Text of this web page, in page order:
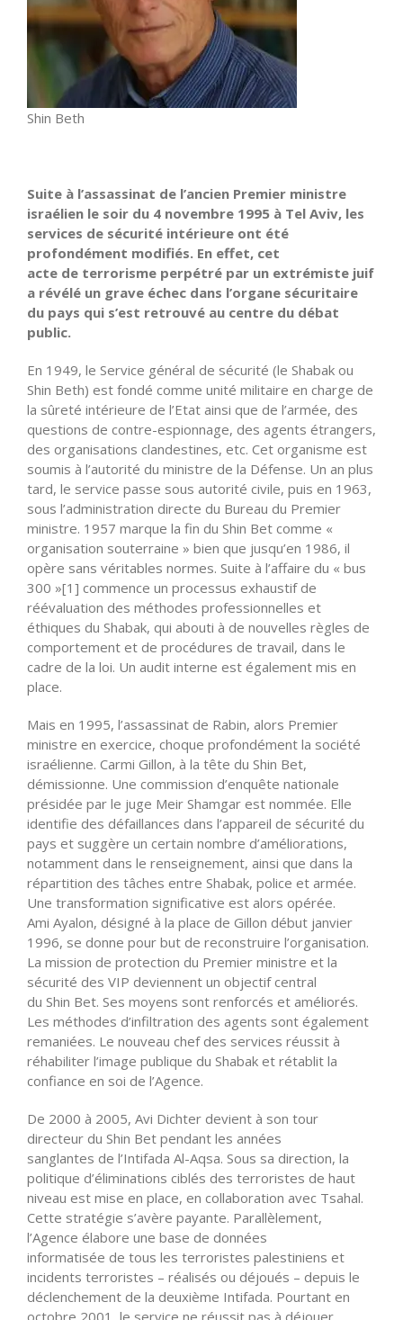
Shin Beth
Suite à l’assassinat de l’ancien Premier ministre
israélien le soir du 4 novembre 1995 à Tel Aviv, les
services de sécurité intérieure ont été
profondément modifiés. En effet, cet
acte de terrorisme perpétré par un extrémiste juif
a révélé un grave échec dans l’organe sécuritaire
du pays qui s’est retrouvé au centre du débat
public.
En 1949, le Service général de sécurité (le Shabak ou
Shin Beth) est fondé comme unité militaire en charge de
la sûreté intérieure de l’Etat ainsi que de l’armée, des
questions de contre-espionnage, des agents étrangers,
des organisations clandestines, etc. Cet organisme est
soumis à l’autorité du ministre de la Défense. Un an plus
tard, le service passe sous autorité civile, puis en 1963,
sous l’administration directe du Bureau du Premier
ministre. 1957 marque la fin du Shin Bet comme «
organisation souterraine » bien que jusqu’en 1986, il
opère sans véritables normes. Suite à l’affaire du « bus
300 »[1] commence un processus exhaustif de
réévaluation des méthodes professionnelles et
éthiques du Shabak, qui abouti à de nouvelles règles de
comportement et de procédures de travail, dans le
cadre de la loi. Un audit interne est également mis en
place.
Mais en 1995, l’assassinat de Rabin, alors Premier
ministre en exercice, choque profondément la société
israélienne. Carmi Gillon, à la tête du Shin Bet,
démissionne. Une commission d’enquête nationale
présidée par le juge Meir Shamgar est nommée. Elle
identifie des défaillances dans l’appareil de sécurité du
pays et suggère un certain nombre d’améliorations,
notamment dans le renseignement, ainsi que dans la
répartition des tâches entre Shabak, police et armée.
Une transformation significative est alors opérée.
Ami Ayalon, désigné à la place de Gillon début janvier
1996, se donne pour but de reconstruire l’organisation.
La mission de protection du Premier ministre et la
sécurité des VIP deviennent un objectif central
du Shin Bet. Ses moyens sont renforcés et améliorés.
Les méthodes d’infiltration des agents sont également
remaniées. Le nouveau chef des services réussit à
réhabiliter l’image publique du Shabak et rétablit la
confiance en soi de l’Agence.
De 2000 à 2005, Avi Dichter devient à son tour
directeur du Shin Bet pendant les années
sanglantes de l’Intifada Al-Aqsa. Sous sa direction, la
politique d’éliminations ciblés des terroristes de haut
niveau est mise en place, en collaboration avec Tsahal.
Cette stratégie s’avère payante. Parallèlement,
l’Agence élabore une base de données
informatisée de tous les terroristes palestiniens et
incidents terroristes – réalisés ou déjoués – depuis le
déclenchement de la deuxième Intifada. Pourtant en
octobre 2001, le service ne réussit pas à déjouer